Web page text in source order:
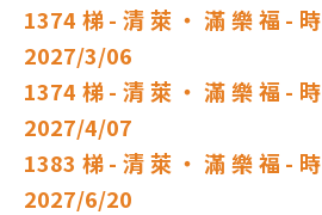
1374梯-清萊‧滿樂福-時
2027/3/06
1374梯-清萊‧滿樂福-時
2027/4/07
1383 梯-清萊‧滿樂福-時
2027/6/20